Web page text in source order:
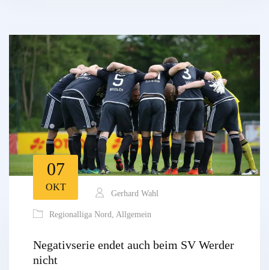
07
OKT
Gerhard Wahl
Regionalliga Nord Allgemein
Negativserie endet auch beim SV Werder
nicht